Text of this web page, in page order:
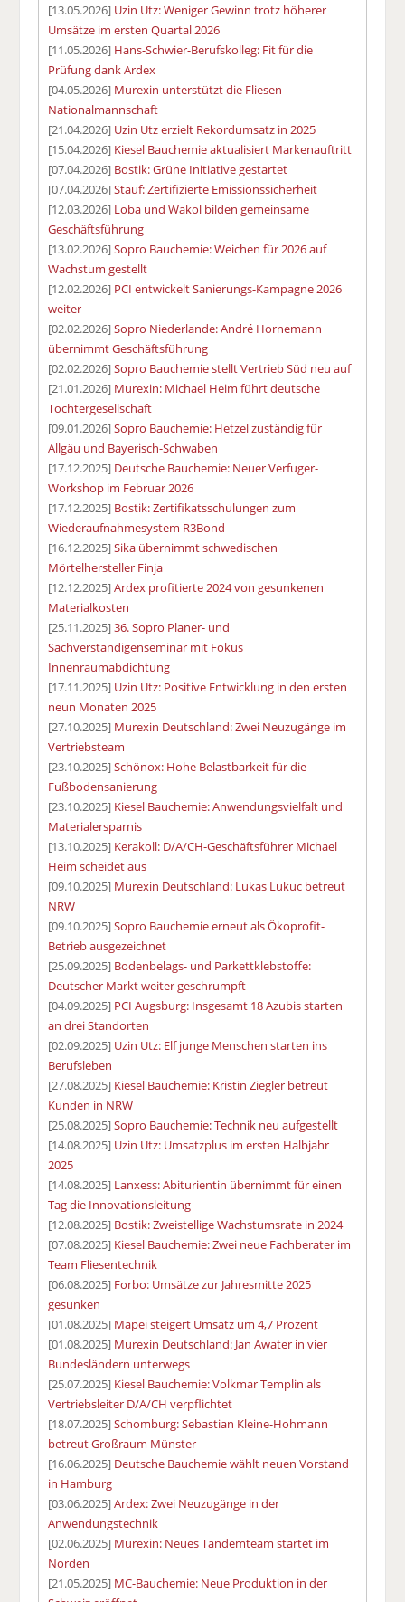
[13.05.2026] Uzin Utz: Weniger Gewinn trotz höherer
Umsätze im ersten Quartal 2026
[11.05.2026] Hans-Schwier-Berufskolleg: Fit für die
Prüfung dank Ardex
[04.05.2026] Murexin unterstützt die Fliesen-
Nationalmannschaft
[21.04.2026] Uzin Utz erzielt Rekordumsatz in 2025
[15.04.2026] Kiesel Bauchemie aktualisiert Markenauftritt
[07.04.2026] Bostik: Grüne Initiative gestartet
[07.04.2026]Stauf: Zertifizierte Emissionssicherheit
[12.03.2026] Loba und Wakol bilden gemeinsame
Geschäftsführung
[13.02.2026]Sopro Bauchemie: Weichen für 2026 auf
Wachstum gestellt
[12.02.2026] PCI entwickelt Sanierungs-Kampagne 2026
weiter
[02.02.2026]Sopro Niederlande: André Hornemann
übernimmt Geschäftsführung
[02.02.2026]Sopro Bauchemie stellt Vertrieb Süd neu auf
[21.01.2026] Murexin: Michael Heim führt deutsche
Tochtergesellschaft
[09.01.2026]Sopro Bauchemie: Hetzel zuständig für
Allgäu und Bayerisch-Schwaben
[17.12.2025] Deutsche Bauchemie: Neuer Verfuger-
Workshop im Februar 2026
[17.12.2025] Bostik: Zertifikatsschulungen zum
Wiederaufnahmesystem R3Bond
[16.12.2025]Sika übernimmt schwedischen
Mörtelhersteller Finja
[12.12.2025]Ardex profitierte 2024 von gesunkenen
Materialkosten
[25.11.2025]36. Sopro Planer- und
Sachverständigenseminar mit Fokus
Innenraumabdichtung
[17.11.2025] Uzin Utz: Positive Entwicklung in den ersten
neun Monaten 2025
[27.10.2025] Murexin Deutschland: Zwei Neuzugänge im
Vertriebsteam
[23.10.2025]Schönox: Hohe Belastbarkeit für die
Fußbodensanierung
[23.10.2025] Kiesel Bauchemie: Anwendungsvielfalt und
Materialersparnis
[13.10.2025] Kerakoll: D/A/CH-Geschäftsführer Michael
Heim scheidet aus
[09.10.2025] Murexin Deutschland: Lukas Lukuc betreut
NRW
[09.10.2025]Sopro Bauchemie erneut als Ökoprofit-
Betrieb ausgezeichnet
[25.09.2025] Bodenbelags- und Parkettklebstoffe:
Deutscher Markt weiter geschrumpft
[04.09.2025] PCI Augsburg: Insgesamt 18 Azubis starten
an drei Standorten
[02.09.2025] Uzin Utz: Elf junge Menschen starten ins
Berufsleben
[27.08.2025] Kiesel Bauchemie: Kristin Ziegler betreut
Kunden in NRW
[25.08.2025]Sopro Bauchemie: Technik neu aufgestellt
[14.08.2025] Uzin Utz: Umsatzplus im ersten Halbjahr
2025
[14.08.2025] Lanxess: Abiturientin übernimmt für einen
Tag die Innovationsleitung
[12.08.2025] Bostik: Zweistellige Wachstumsrate in 2024
[07.08.2025] Kiesel Bauchemie: Zwei neue Fachberater im
Team Fliesentechnik
[06.08.2025] Forbo: Umsätze zur Jahresmitte 2025
gesunken
[01.08.2025] Mapei steigert Umsatz um 4,7 Prozent
[01.08.2025] Murexin Deutschland: Jan Awater in vier
Bundesländern unterwegs
[25.07.2025] Kiesel Bauchemie: Volkmar Templin als
Vertriebsleiter D/A/CH verpflichtet
[18.07.2025]Schomburg: Sebastian Kleine-Hohmann
betreut Großraum Münster
[16.06.2025] Deutsche Bauchemie wählt neuen Vorstand
in Hamburg
[03.06.2025]Ardex: Zwei Neuzugänge in der
Anwendungstechnik
[02.06.2025] Murexin: Neues Tandemteam startet im
Norden
[21.05.2025] MC-Bauchemie: Neue Produktion in der